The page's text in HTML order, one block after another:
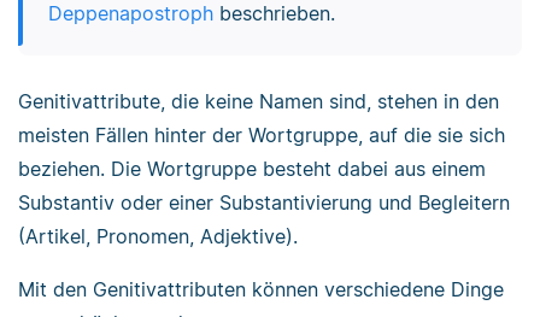
Deppenapostrophbeschrieben.
Genitivattribute, die keine Namen sind, stehen in den
meisten Fällen hinter der Wortgruppe, auf die sie sich
beziehen. Die Wortgruppe besteht dabei aus einem
Substantiv oder einer Substantivierung und Begleitern
(Artikel, Pronomen, Adjektive).
Mit den Genitivattributen können verschiedene Dinge